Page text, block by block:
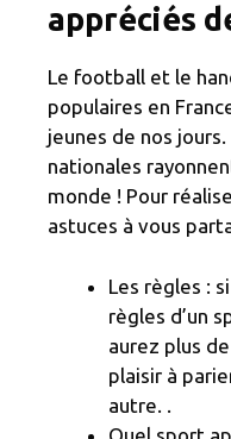
appréciés
Le football et le
populaires en
jeunes de nos
nationales
monde ! Pour
astuces à vous
Les règles :
règles d’un
aurez plus
plaisir à
autre. .
Quel sport